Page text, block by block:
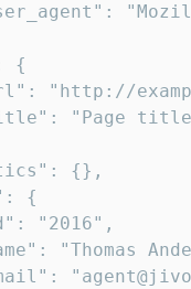
{
"http://
"Page
{},
{
"2016",
"Thomas